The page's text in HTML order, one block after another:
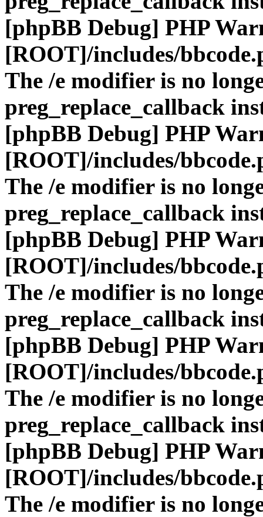
[phpBB Debug] PHP
[ROOT]/includes/
The /e modifier is no
preg_replace_callback
[phpBB Debug] PHP
[ROOT]/includes/
The /e modifier is no
preg_replace_callback
[phpBB Debug] PHP
[ROOT]/includes/
The /e modifier is no
preg_replace_callback
[phpBB Debug] PHP
[ROOT]/includes/
The /e modifier is no
preg_replace_callback
[phpBB Debug] PHP
[ROOT]/includes/
The /e modifier is no